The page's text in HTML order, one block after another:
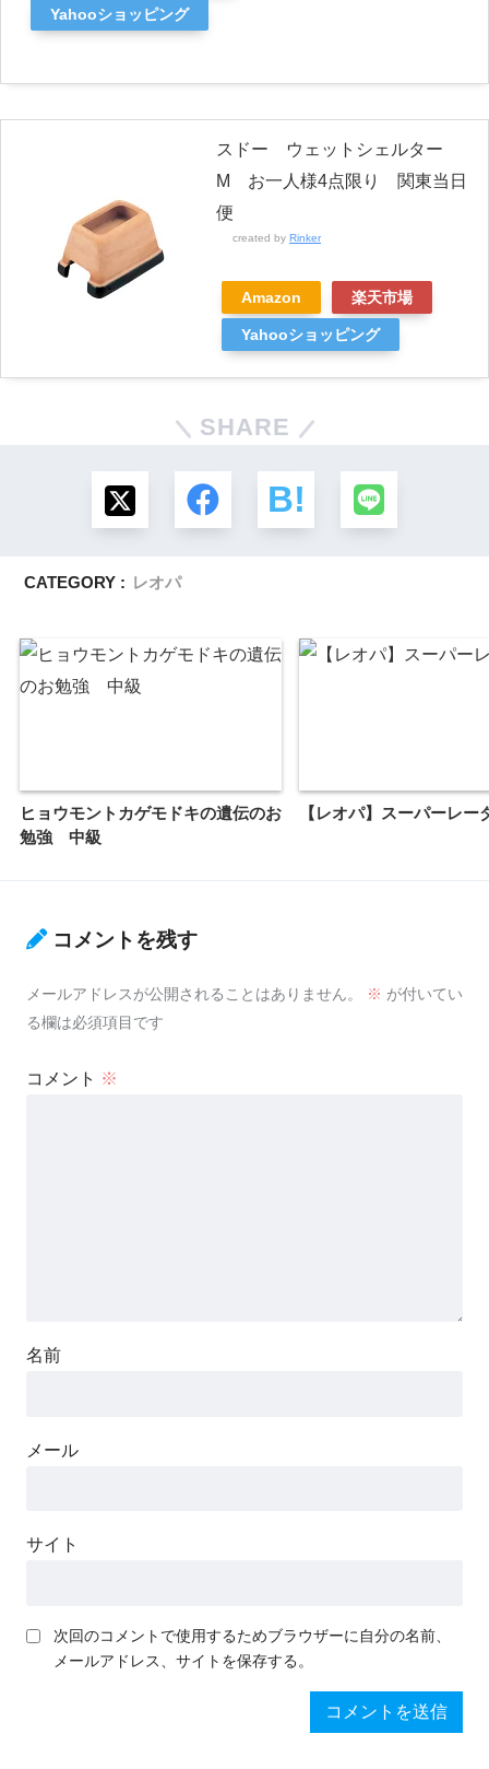
Yahooショッピング
スドー ウェットシェルター
M お一人様4点限り 関東当日
便
created by Rinker
Amazon 楽天市場
Yahooショッピング
SHARE
CATEGORY : レオパ
ヒョウモントカゲモドキの遺伝のお
勉強 中級
【レオパ】スーパーレー
コメントを残す
メールアドレスが公開されることはありません。 ※ が付いてい
る欄は必須項目です
コメント ※
名前
メール
サイト
次回のコメントで使用するためブラウザーに自分の名前、
メールアドレス、サイトを保存する。